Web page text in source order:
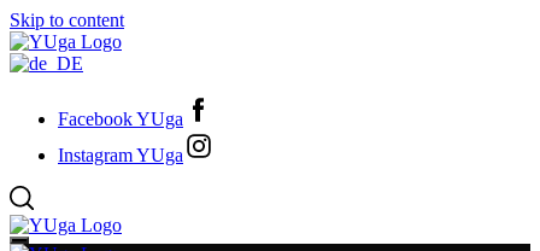
Skip to content
Facebook YUga
Instagram YUga